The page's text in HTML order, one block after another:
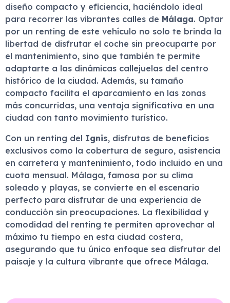
diseño compacto y eficiencia, haciéndolo ideal
para recorrer las vibrantes calles de Málaga. Optar
por un renting de este vehículo no solo te brinda la
libertad de disfrutar el coche sin preocuparte por
el mantenimiento, sino que también te permite
adaptarte a las dinámicas callejuelas del centro
histórico de la ciudad. Además, su tamaño
compacto facilita el aparcamiento en las zonas
más concurridas, una ventaja significativa en una
ciudad con tanto movimiento turístico.
Con un renting del Ignis, disfrutas de beneficios
exclusivos como la cobertura de seguro, asistencia
en carretera y mantenimiento, todo incluido en una
cuota mensual. Málaga, famosa por su clima
soleado y playas, se convierte en el escenario
perfecto para disfrutar de una experiencia de
conducción sin preocupaciones. La flexibilidad y
comodidad del renting te permiten aprovechar al
máximo tu tiempo en esta ciudad costera,
asegurando que tu único enfoque sea disfrutar del
paisaje y la cultura vibrante que ofrece Málaga.